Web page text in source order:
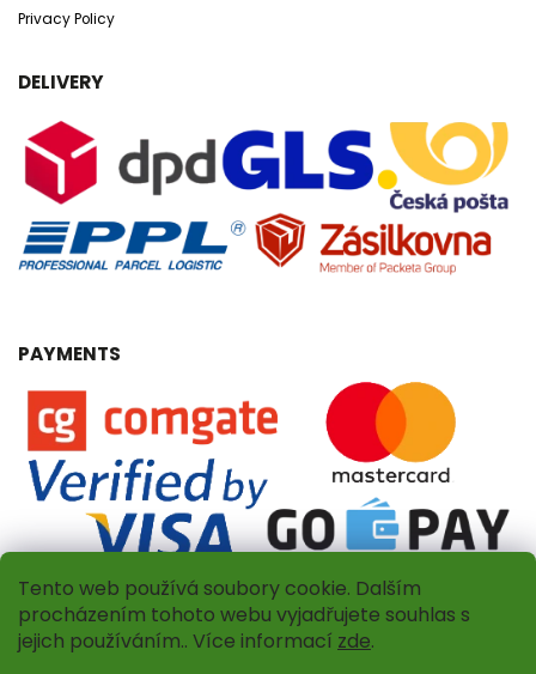
Tento web používá soubory cookie. Dalším
procházením tohoto webu vyjadřujete souhlas s
jejich používáním.. Více informací zde.
Privacy Policy
DELIVERY
PAYMENTS